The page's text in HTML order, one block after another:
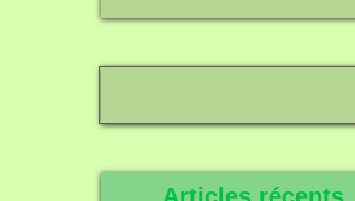
Articles récents